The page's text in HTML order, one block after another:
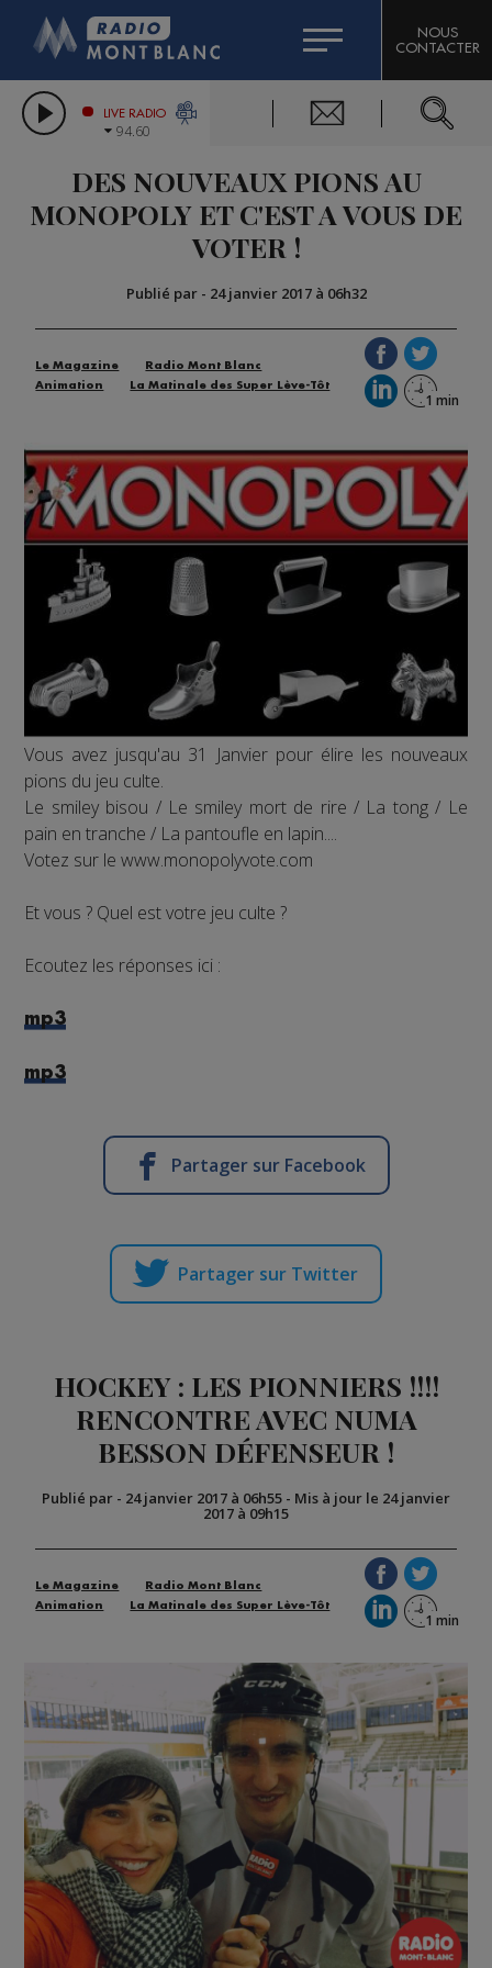
LES CHRONIQUES DE L'EXPERT
CITIZEN MACHINERY
GRAND MASSIF DOMAINES SKIABLES
BIGARD
COMPAGNIE DU MONT-BLANC
NOUS
CONTACTER
LIVE RADIO
94.60
DES NOUVEAUX PIONS AU
MONOPOLY ET C'EST A VOUS DE
VOTER !
Publié par - 24 janvier 2017 à 06h32
Le Magazine
Radio Mont Blanc
Animation
La Matinale des Super Lève-Tôt
Vous avez jusqu'au 31 Janvier pour élire les nouveaux
pions du jeu culte.
Le smiley bisou / Le smiley mort de rire / La tong / Le
pain en tranche / La pantoufle en lapin....
Votez sur le www.monopolyvote.com
Et vous ? Quel est votre jeu culte ?
Ecoutez les réponses ici :
mp3
mp3
Partager sur Facebook
Partager sur Twitter
HOCKEY : LES PIONNIERS !!!!
RENCONTRE AVEC NUMA
BESSON DÉFENSEUR !
Publié par - 24 janvier 2017 à 06h55 - Mis à jour le 24 janvier
2017 à 09h15
Le Magazine
Radio Mont Blanc
Animation
La Matinale des Super Lève-Tôt